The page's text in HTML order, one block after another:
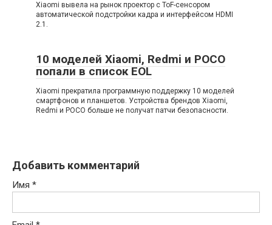
Xiaomi вывела на рынок проектор с ToF-сенсором
автоматической подстройки кадра и интерфейсом HDMI
2.1.
10 моделей Xiaomi, Redmi и POCO
попали в список EOL
Xiaomi прекратила программную поддержку 10 моделей
смартфонов и планшетов. Устройства брендов Xiaomi,
Redmi и POCO больше не получат патчи безопасности.
Добавить комментарий
Имя *